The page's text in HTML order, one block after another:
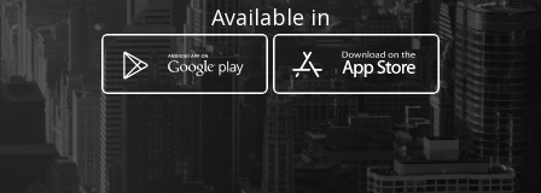
Available in